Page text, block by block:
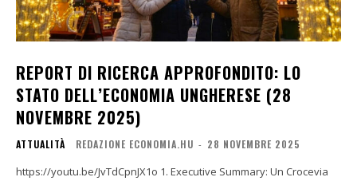
REPORT DI RICERCA APPROFONDITO: LO
STATO DELL’ECONOMIA UNGHERESE (28
NOVEMBRE 2025)
ATTUALITÀ REDAZIONE ECONOMIA.HU - 28 NOVEMBRE 2025
https://youtu.be/JvTdCpnJX1o 1. Executive Summary: Un Crocevia